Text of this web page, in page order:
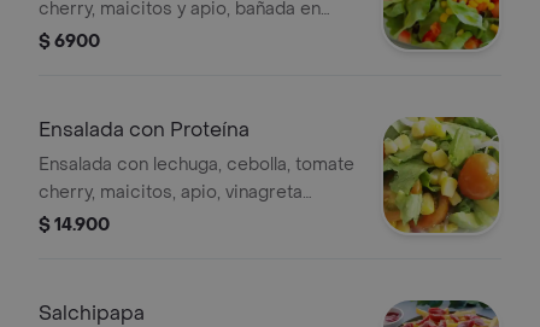
cherry, maicitos y apio, bañada en
vinagreta de sésamo.
$ 6900
Ensalada con Proteína
Ensalada con lechuga, cebolla, tomate
cherry, maicitos, apio, vinagreta
sesamo y proteína.
$ 14.900
Salchipapa